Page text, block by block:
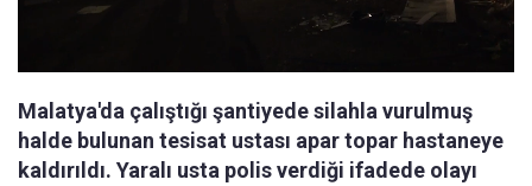
Malatya'da çalıştığı şantiyede silahla vurulmuş
halde bulunan tesisat ustası apar topar hastaneye
kaldırıldı. Yaralı usta polis verdiği ifadede olayı